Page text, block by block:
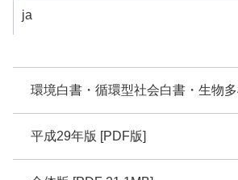
環境白書・循環型社会白書・生物
平成29年版 [PDF版]
ja